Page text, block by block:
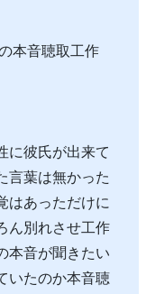
本音聴取工作
に彼氏が出来て
言葉は無かった
はあっただけに
ん別れさせ工作
本音が聞きたい
いたのか本音聴